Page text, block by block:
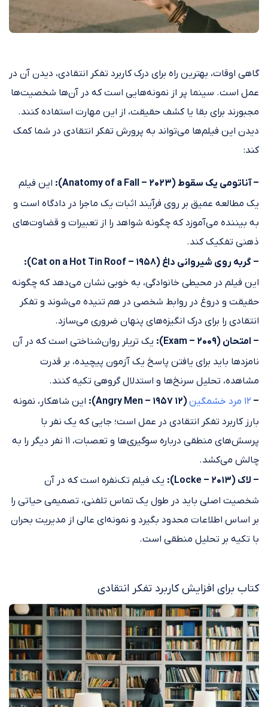
گاهی اوقات، بهترین راه برای درک کاربرد تفکر انتقادی، دیدن آن در
عمل است. سینما پر از نمونه‌هایی است که در آن‌ها شخصیت‌ها
مجبورند برای بقا یا کشف حقیقت، از این مهارت استفاده کنند.
دیدن این فیلم‌ها می‌تواند به پرورش تفکر انتقادی در شما کمک
کند:
– آناتومی یک سقوط (Anatomy of a Fall – 2023):
این فیلم
یک مطالعه عمیق بر روی فرآیند اثبات یک ماجرا در دادگاه است و
به بیننده می‌آموزد که چگونه شواهد را از تعبیرات و قضاوت‌های
ذهنی تفکیک کند.
– گربه روی شیروانی داغ (Cat on a Hot Tin Roof – 1958):
این فیلم در محیطی خانوادگی، به خوبی نشان می‌دهد که چگونه
حقیقت و دروغ در روابط شخصی در هم تنیده می‌شوند و تفکر
انتقادی را برای درک انگیزه‌های پنهان ضروری می‌سازد.
– امتحان (Exam – 2009):
یک تریلر روان‌شناختی است که در آن
نامزدها باید برای یافتن پاسخ یک آزمون پیچیده، بر قدرت
مشاهده، تحلیل سرنخ‌ها و استدلال گروهی تکیه کنند.
– ۱۲ مرد خشمگین (۱۲ Angry Men – 1957):
این شاهکار، نمونه
بارز کاربرد تفکر انتقادی در عمل است؛ جایی که یک نفر با
پرسش‌های منطقی درباره سوگیری‌ها و تعصبات، ۱۱ نفر دیگر را به
چالش می‌کشد.
– لاک (Locke – 2013):
یک فیلم تک‌نفره است که در آن
شخصیت اصلی باید در طول یک تماس تلفنی، تصمیمی حیاتی را
بر اساس اطلاعات محدود بگیرد و نمونه‌ای عالی از مدیریت بحران
با تکیه بر تحلیل منطقی است.
کتاب برای افزایش کاربرد تفکر انتقادی